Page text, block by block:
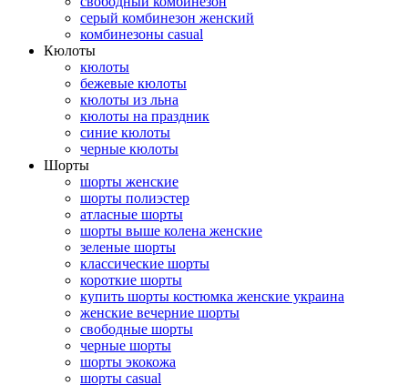
серый комбинезон женский
комбинезоны casual
Кюлоты
кюлоты
бежевые кюлоты
кюлоты из льна
кюлоты на праздник
синие кюлоты
черные кюлоты
Шорты
шорты женские
шорты полиэстер
атласные шорты
шорты выше колена женские
зеленые шорты
классические шорты
короткие шорты
купить шорты костюмка женские украина
женские вечерние шорты
свободные шорты
черные шорты
шорты экокожа
шорты casual